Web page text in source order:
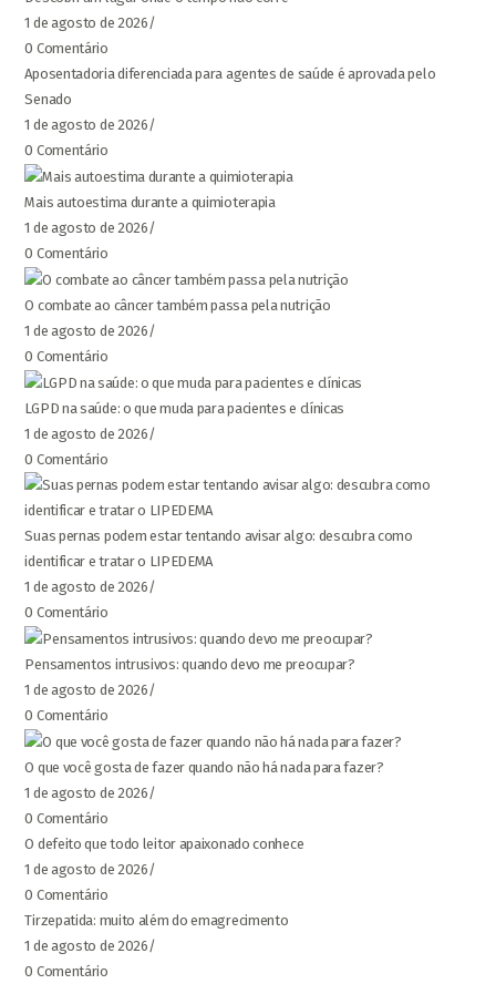
1 de agosto de 2026 /
0 Comentário
Aposentadoria diferenciada para agentes de saúde é aprovada pelo
Senado
1 de agosto de 2026 /
0 Comentário
Mais autoestima durante a quimioterapia
1 de agosto de 2026 /
0 Comentário
O combate ao câncer também passa pela nutrição
1 de agosto de 2026 /
0 Comentário
LGPD na saúde: o que muda para pacientes e clínicas
1 de agosto de 2026/
0 Comentário
Suas pernas podem estar tentando avisar algo: descubra como
identificar e tratar o LIPEDEMA
1 de agosto de 2026/
0 Comentário
Pensamentos intrusivos: quando devo me preocupar?
1 de agosto de 2026/
0 Comentário
O que você gosta de fazer quando não há nada para fazer?
1 de agosto de 2026/
0 Comentário
O defeito que todo leitor apaixonado conhece
1 de agosto de 2026/
0 Comentário
Tirzepatida: muito além do emagrecimento
1 de agosto de 2026/
0 Comentário